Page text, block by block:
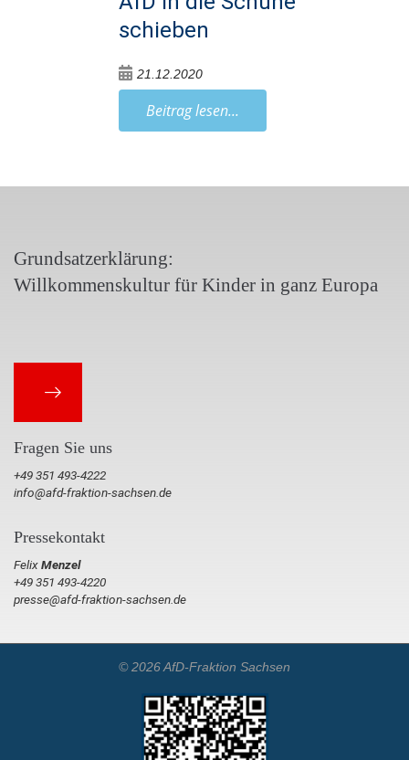
schieben
21.12.2020
Beitrag lesen...
Grundsatzerklärung:
Willkommenskultur für Kinder in ganz Europa
Fragen Sie uns
+49 351 493-4222
info@afd-fraktion-sachsen.de
Pressekontakt
FelixMenzel
+49 351 493-4220
presse@afd-fraktion-sachsen.de
© 2026 AfD-Fraktion Sachsen